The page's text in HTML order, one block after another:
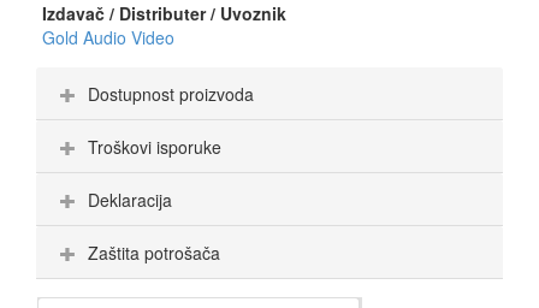
Izdavač / Distributer / Uvoznik
Gold Audio Video
Dostupnost proizvoda
Troškovi isporuke
Deklaracija
Zaštita potrošača